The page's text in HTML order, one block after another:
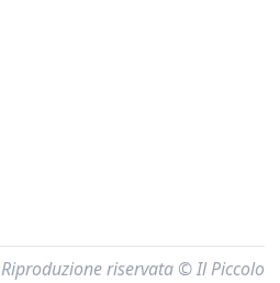
Riproduzione riservata © Il Piccolo